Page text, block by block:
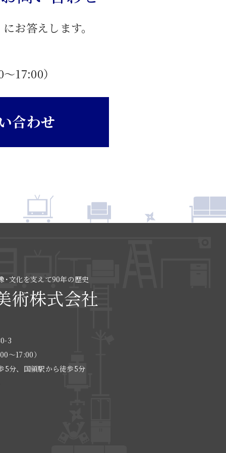
お答えします。
〜17:00）
合わせ
･文化を支えて90年の歴史
術株式会社
3
〜17:00）
分、国領駅から徒歩5分